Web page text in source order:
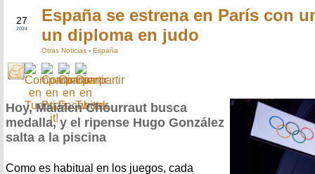
27
2024
España se estrena en París con
un diploma en judo
Otras Noticias - España
Hoy, Maialen Chourraut busca
medalla, y el ripense Hugo González
salta a la piscina
Como es habitual en los juegos, cada